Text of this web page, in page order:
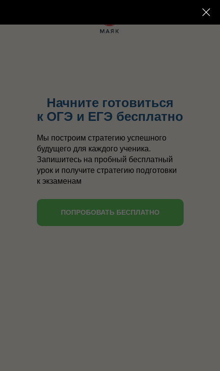
Начните готовиться
к ОГЭ и ЕГЭ бесплатно
ПОПРОБОВАТЬ БЕСПЛАТНО
Мы построим стратегию успешного
будущего для каждого ученика.
Запишитесь на пробный бесплатный
урок и получите стратегию подготовки
к экзаменам